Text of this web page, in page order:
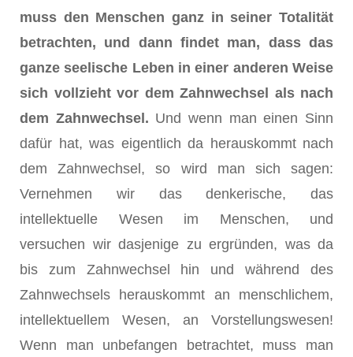
muss den Menschen ganz in seiner Totalität
betrachten, und dann findet man, dass das
ganze seelische Leben in einer anderen Weise
sich vollzieht vor dem Zahnwechsel als nach
dem Zahnwechsel. Und wenn man einen Sinn
dafür hat, was eigentlich da herauskommt nach
dem Zahnwechsel, so wird man sich sagen:
Vernehmen wir das denkerische, das
intellektuelle Wesen im Menschen, und
versuchen wir dasjenige zu ergründen, was da
bis zum Zahnwechsel hin und während des
Zahnwechsels herauskommt an menschlichem,
intellektuellem Wesen, an Vorstellungswesen!
Wenn man unbefangen betrachtet, muss man